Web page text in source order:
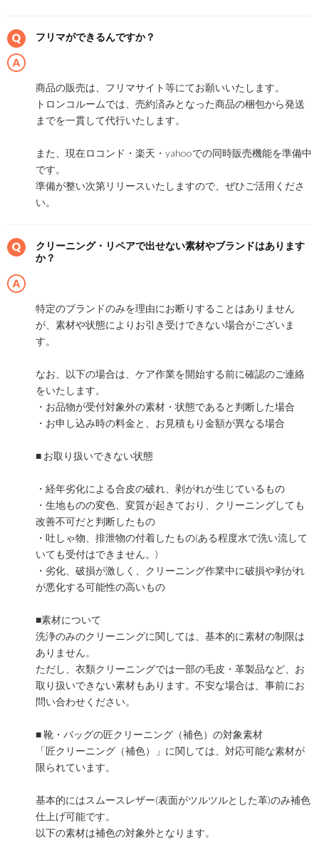
フリマができるんですか？
商品の販売は、フリマサイト等にてお願いいたします。
トロンコルームでは、売約済みとなった商品の梱包から発送
までを一貫して代行いたします。
また、現在ロコンド・楽天・yahooでの同時販売機能を準備中
です。
準備が整い次第リリースいたしますので、ぜひご活用くださ
い。
クリーニング・リペアで出せない素材やブランドはあります
か？
特定のブランドのみを理由にお断りすることはありません
が、素材や状態によりお引き受けできない場合がございま
す。
なお、以下の場合は、ケア作業を開始する前に確認のご連絡
をいたします。
・お品物が受付対象外の素材・状態であると判断した場合
・お申し込み時の料金と、お見積もり金額が異なる場合
■ お取り扱いできない状態
・経年劣化による合皮の破れ、剥がれが生じているもの
・生地ものの変色、変質が起きており、クリーニングしても
改善不可だと判断したもの
・吐しゃ物、排泄物の付着したもの(ある程度水で洗い流して
いても受付はできません。)
・劣化、破損が激しく、クリーニング作業中に破損や剥がれ
が悪化する可能性の高いもの
■素材について
洗浄のみのクリーニングに関しては、基本的に素材の制限は
ありません。
ただし、衣類クリーニングでは一部の毛皮・革製品など、お
取り扱いできない素材もあります。不安な場合は、事前にお
問い合わせください。
■ 靴・バッグの匠クリーニング（補色）の対象素材
「匠クリーニング（補色）」に関しては、対応可能な素材が
限られています。
基本的にはスムースレザー(表面がツルツルとした革)のみ補色
仕上げ可能です。
以下の素材は補色の対象外となります。